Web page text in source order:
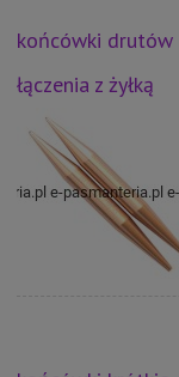
końcówki drutów
łączenia z żyłką